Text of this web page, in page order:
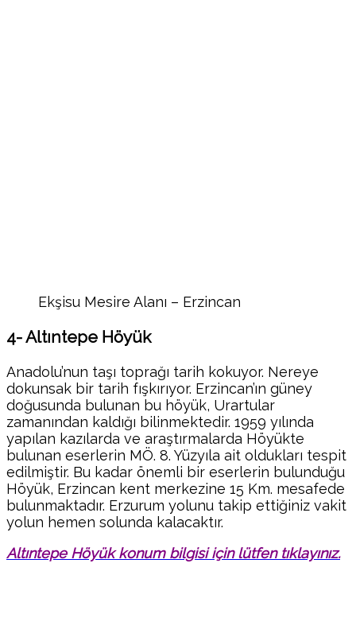
Ekşisu Mesire Alanı – Erzincan
4- Altıntepe Höyük
Anadolu’nun taşı toprağı tarih kokuyor. Nereye
dokunsak bir tarih fışkırıyor. Erzincan’ın güney
doğusunda bulunan bu höyük, Urartular
zamanından kaldığı bilinmektedir. 1959 yılında
yapılan kazılarda ve araştırmalarda Höyükte
bulunan eserlerin MÖ. 8. Yüzyıla ait oldukları tespit
edilmiştir. Bu kadar önemli bir eserlerin bulunduğu
Höyük, Erzincan kent merkezine 15 Km. mesafede
bulunmaktadır. Erzurum yolunu takip ettiğiniz vakit
yolun hemen solunda kalacaktır.
Altıntepe Höyük konum bilgisi için lütfen tıklayınız.